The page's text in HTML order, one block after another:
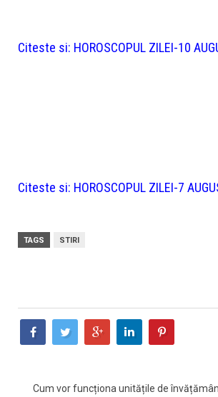
Citeste si: HOROSCOPUL ZILEI-10
Citeste si: HOROSCOPUL ZILEI-7
TAGS STIRI
Cum vor funcționa unitățile de